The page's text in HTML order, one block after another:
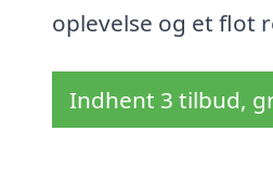
oplevelse og et flot
Indhent 3 tilbud,